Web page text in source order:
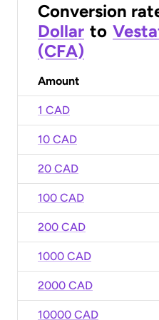
Conversion
Dollar to
(CFA)
Amount
1 CAD
10 CAD
20 CAD
100 CAD
200 CAD
1000 CAD
2000 CAD
10000 CAD